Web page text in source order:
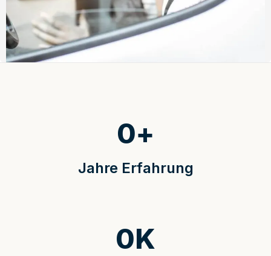
Jahre Erfahrung
0+
0K